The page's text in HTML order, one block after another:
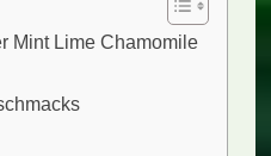
Mint Lime Chamomile